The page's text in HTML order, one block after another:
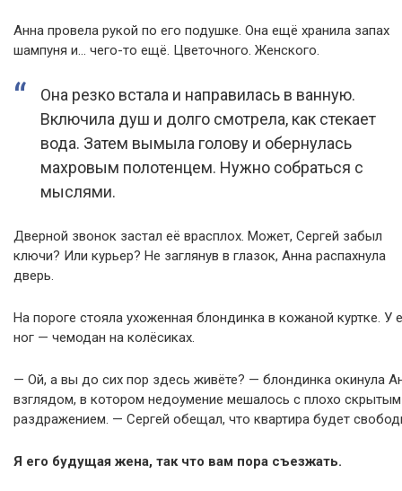
Анна провела рукой по его подушке. Она ещё хранила запах
шампуня и… чего-то ещё. Цветочного. Женского.
Она резко встала и направилась в ванную.
Включила душ и долго смотрела, как стекает
вода. Затем вымыла голову и обернулась
махровым полотенцем. Нужно собраться с
мыслями.
Дверной звонок застал её врасплох. Может, Сергей забыл
ключи? Или курьер? Не заглянув в глазок, Анна распахнула
дверь.
На пороге стояла ухоженная блондинка в кожаной куртке. У
ног — чемодан на колёсиках.
— Ой, а вы до сих пор здесь живёте? — блондинка окинула
взглядом, в котором недоумение мешалось с плохо скрытым
раздражением. — Сергей обещал, что квартира будет
Я его будущая жена, так что вам пора съезжать.